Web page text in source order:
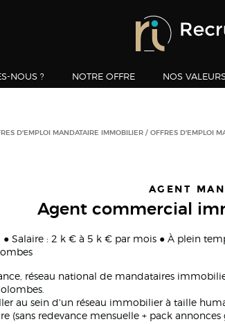
NOUS ? NOTRE OFFRE NOS
D'EMPLOI MANDATAIRE IMMOBILIER OFFRES D'EMPLOI
AGENT
Agent commercial
Salaire : 2 k € à 5 k € par mois ● À plein
réseau national de mandataires
au sein d'un réseau immobilier à taille
(sans redevance mensuelle + pack